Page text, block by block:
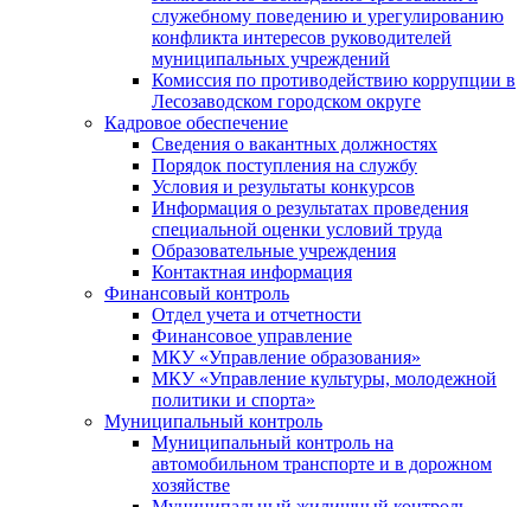
служебному поведению и урегулированию
конфликта интересов руководителей
муниципальных учреждений
Комиссия по противодействию коррупции в
Лесозаводском городском округе
Кадровое обеспечение
Сведения о вакантных должностях
Порядок поступления на службу
Условия и результаты конкурсов
Информация о результатах проведения
специальной оценки условий труда
Образовательные учреждения
Контактная информация
Финансовый контроль
Отдел учета и отчетности
Финансовое управление
МКУ «Управление образования»
МКУ «Управление культуры, молодежной
политики и спорта»
Муниципальный контроль
Муниципальный контроль на
автомобильном транспорте и в дорожном
хозяйстве